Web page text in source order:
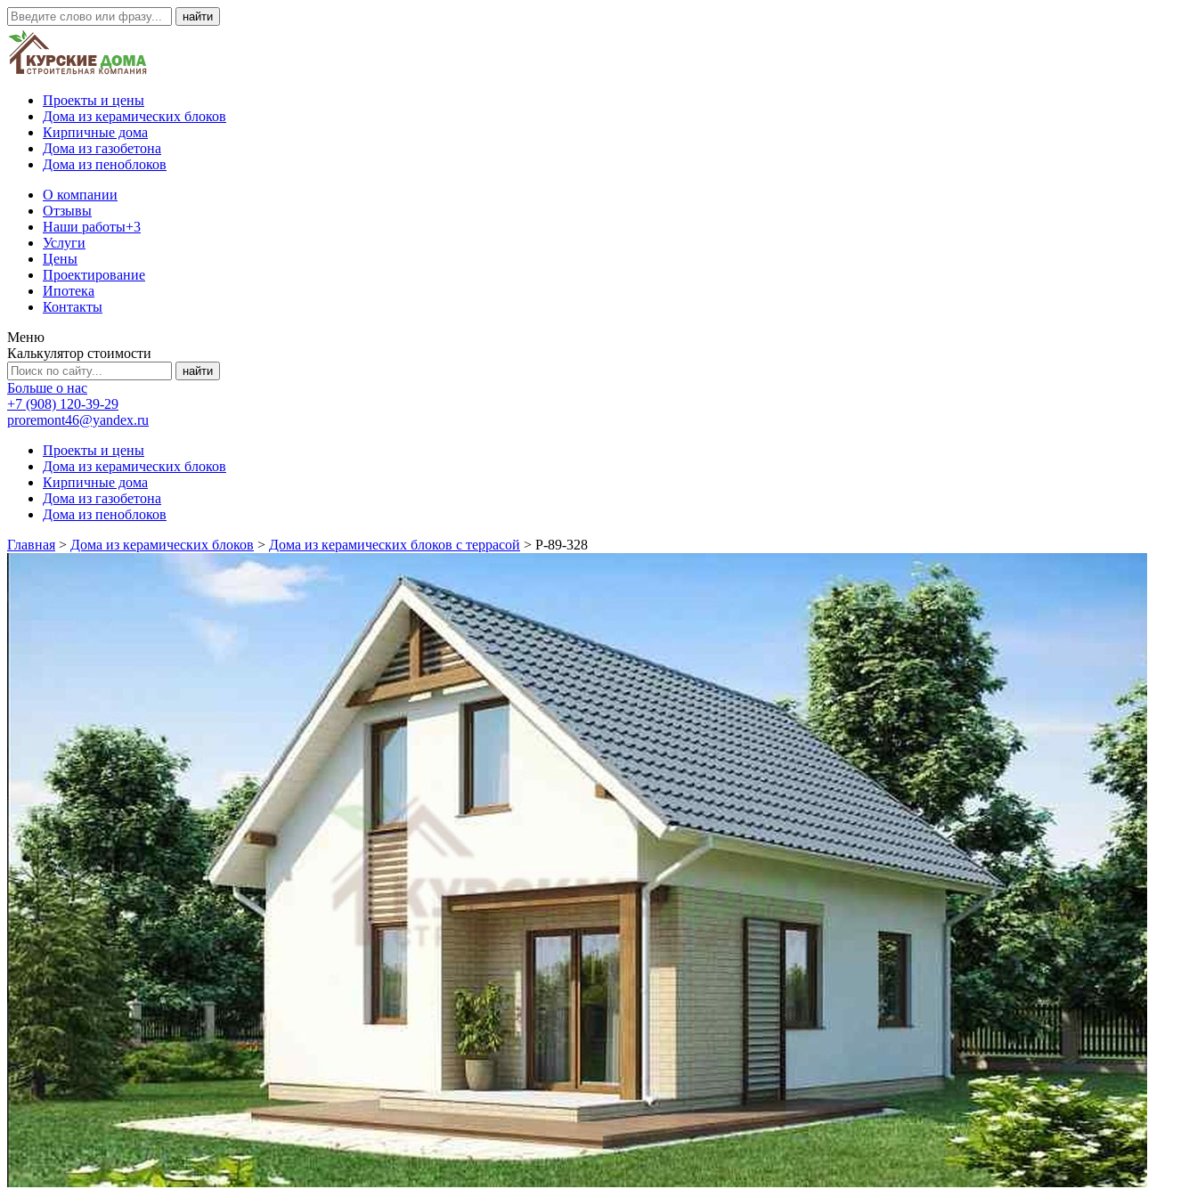
Проекты и цены
Дома из керамических блоков
Кирпичные дома
Дома из газобетона
Дома из пеноблоков
О компании
Отзывы
Наши работы+3
Услуги
Цены
Проектирование
Ипотека
Контакты
Меню
Калькулятор стоимости
Больше о нас
+7 (908) 120-39-29
proremont46@yandex.ru
Проекты и цены
Дома из керамических блоков
Кирпичные дома
Дома из газобетона
Дома из пеноблоков
Главная > Дома из керамических блоков > Дома из керамических блоков с террасой > Р-89-328